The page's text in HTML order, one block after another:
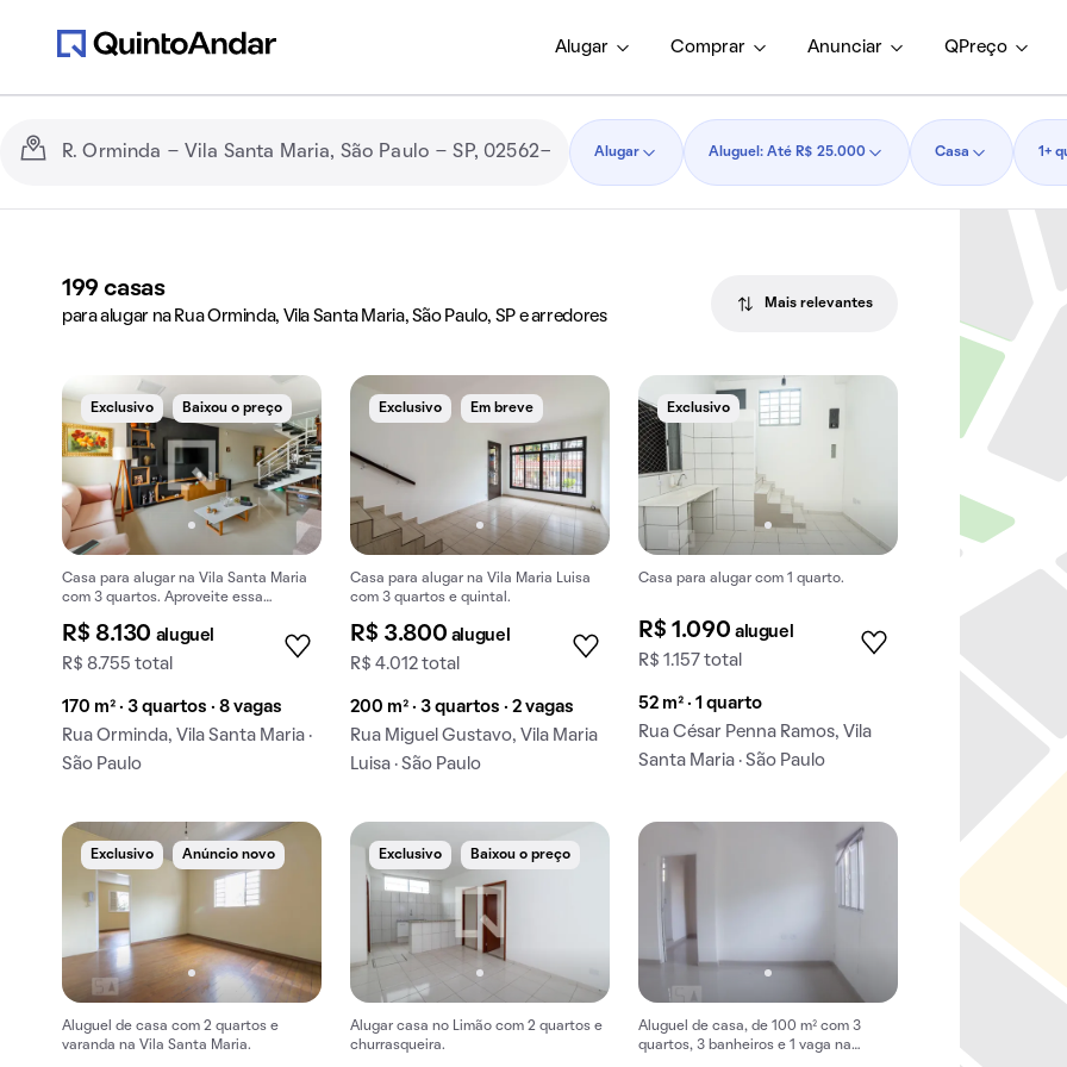
Alugar Comprar Anunciar QPreço
Alugar Aluguel: Até R$ 25.000 Casa 1+
199 casas
para alugar na Rua Orminda, Vila Santa Maria, São Paulo, SP e arredores
Mais relevantes
Exclusivo Baixou o preço
Casa para alugar na Vila Santa Maria
com 3 quartos. Aproveite essa
R$ 8.130 aluguel
R$ 8.755 total
170 m² · 3 quartos · 8 vagas
Rua Orminda, Vila Santa Maria ·
São Paulo
Exclusivo Em breve
Casa para alugar na Vila Maria Luisa
com 3 quartos e quintal.
R$ 3.800 aluguel
R$ 4.012 total
200 m² · 3 quartos · 2 vagas
Rua Miguel Gustavo, Vila Maria
Luisa · São Paulo
Exclusivo
Casa para alugar com 1 quarto.
R$ 1.090 aluguel
R$ 1.157 total
52 m² · 1 quarto
Rua César Penna Ramos, Vila
Santa Maria · São Paulo
Exclusivo Anúncio novo
Aluguel de casa com 2 quartos e
varanda na Vila Santa Maria.
Exclusivo Baixou o preço
Alugar casa no Limão com 2 quartos e
churrasqueira.
Aluguel de casa, de 100 m² com 3
quartos, 3 banheiros e 1 vaga na